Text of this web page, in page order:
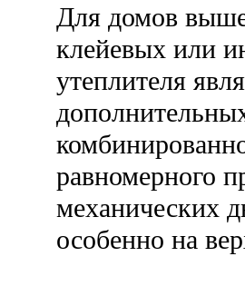
Для домов выше
клейевых или
утеплителя
равномерного
механических
особенно на